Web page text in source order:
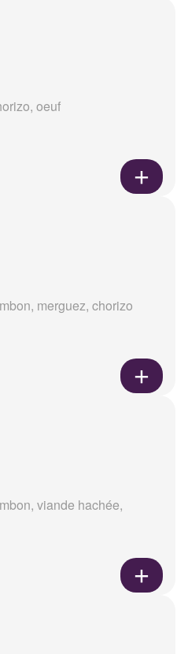
oeuf
merguez, chorizo
viande hachée,